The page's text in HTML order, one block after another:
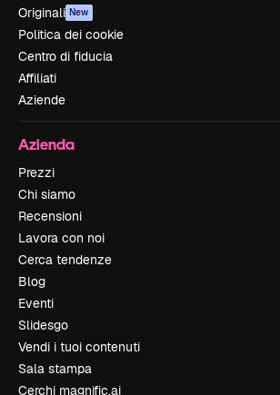
Originali New
Politica dei cookie
Centro di fiducia
Affiliati
Aziende
Azienda
Prezzi
Chi siamo
Recensioni
Lavora con noi
Cerca tendenze
Blog
Eventi
Slidesgo
Vendi i tuoi contenuti
Sala stampa
Cerchi magnific.ai